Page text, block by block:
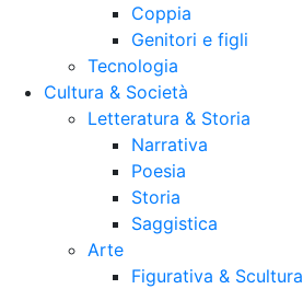
Coppia
Genitori e figli
Tecnologia
Cultura & Società
Letteratura & Storia
Narrativa
Poesia
Storia
Saggistica
Arte
Figurativa & Scultura